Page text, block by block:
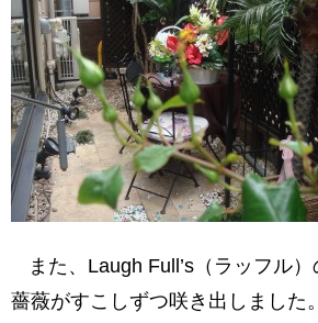
また、Laugh Full’s（ラッフル
薔薇がすこしずつ咲き出しました。